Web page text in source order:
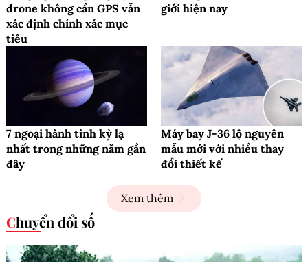
drone không cần GPS vẫn
xác định chính xác mục
tiêu
giới hiện nay
7 ngoại hành tinh kỳ lạ
nhất trong những năm gần
đây
Máy bay J-36 lộ nguyên
mẫu mới với nhiều thay
đổi thiết kế
Xem thêm
Chuyển đổi số